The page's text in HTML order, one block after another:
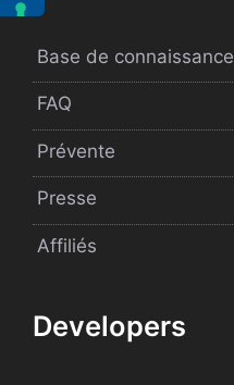
Base de connaissance
FAQ
Prévente
Presse
Affiliés
Developers